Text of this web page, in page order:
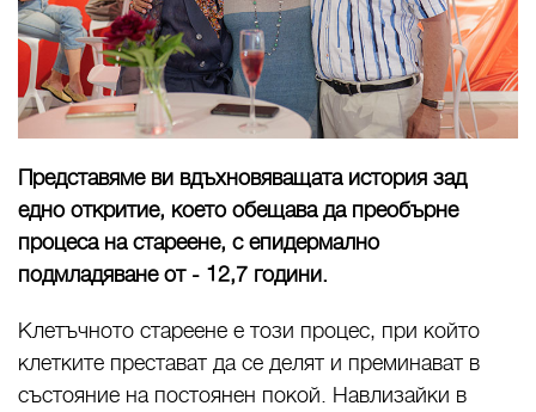
Представяме ви вдъхновяващата история зад
едно откритие, което обещава да преобърне
процеса на стареене, с епидермално
подмладяване от - 12,7 години.
Клетъчното стареене е този процес, при който
клетките престават да се делят и преминават в
състояние на постоянен покой. Навлизайки в